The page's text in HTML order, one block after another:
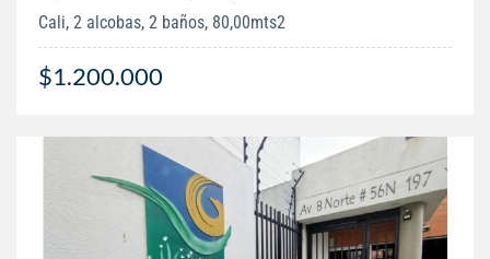
Cali, 2 alcobas, 2 baños, 80,00mts2
$1.200.000